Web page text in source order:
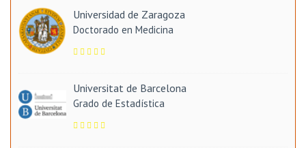
Universidad de Zaragoza
Doctorado en Medicina
Universitat de Barcelona
Grado de Estadística